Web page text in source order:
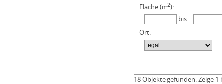
Fläche (m2):
bis
Ort:
18 Objekte gefunden. Zeige 1